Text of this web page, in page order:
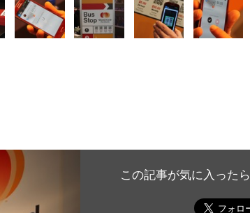
この記事が気に入った